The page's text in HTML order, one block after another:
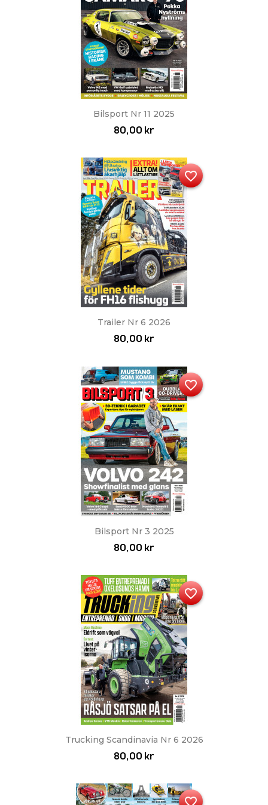
Bilsport Nr 11 2025
80,00 kr
Trailer Nr 6 2026
80,00 kr
favorite_border
Bilsport Nr 3 2025
80,00 kr
favorite_border
Trucking Scandinavia Nr 6 2026
80,00 kr
favorite_border